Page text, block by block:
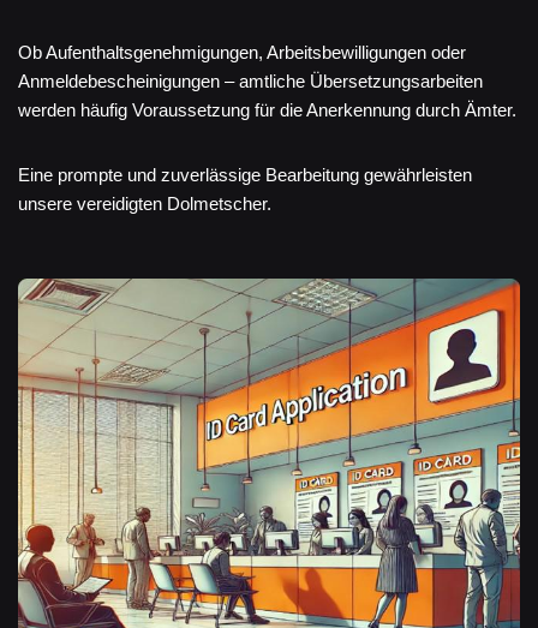
Ob Aufenthaltsgenehmigungen, Arbeitsbewilligungen oder
Anmeldebescheinigungen – amtliche Übersetzungsarbeiten
werden häufig Voraussetzung für die Anerkennung durch Ämter.
Eine prompte und zuverlässige Bearbeitung gewährleisten
unsere vereidigten Dolmetscher.